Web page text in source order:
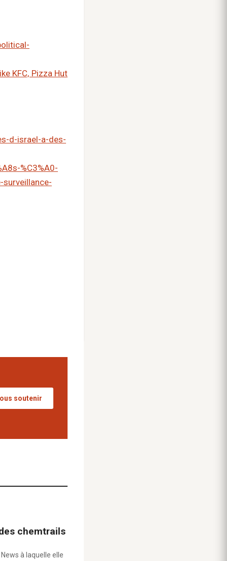
KFC, Pizza Hut
d-israel-a-des-
%C3%A0-
surveillance-
soutenir
chemtrails
à laquelle elle